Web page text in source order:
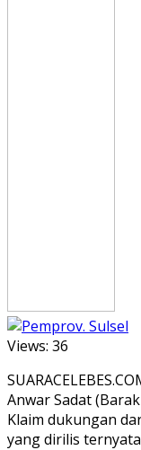
Views: 36
Anwar Sadat
Klaim dukungan
yang dirilis